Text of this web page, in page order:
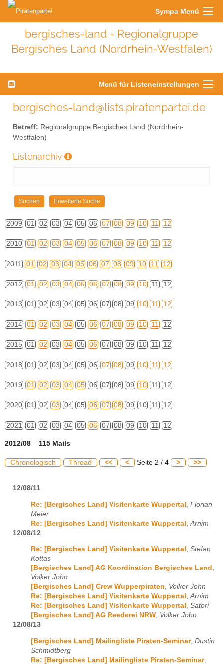
Sympa Menü
bergisches-land - Regionalgruppe
Bergisches Land (Nordrhein-Westfalen)
Menü für Listeneinstellungen
bergisches-land@lists.piratenpartei.de
Betreff: Regionalgruppe Bergisches Land (Nordrhein-
Westfalen)
Listenarchiv
2009 01 02 03 04 05 06 07 08 09 10 11 12
2010 01 02 03 04 05 06 07 08 09 10 11 12
2011 01 02 03 04 05 06 07 08 09 10 11 12
2012 01 02 03 04 05 06 07 08 09 10 11 12
2013 01 02 03 04 05 06 07 08 09 10 11 12
2014 01 02 03 04 05 06 07 08 09 10 11 12
2015 01 02 03 04 05 06 07 08 09 10 11 12
2018 01 02 03 04 05 06 07 08 09 10 11 12
2019 01 02 03 04 05 06 07 08 09 10 11 12
2020 01 02 03 04 05 06 07 08 09 10 11 12
2021 01 02 03 04 05 06 07 08 09 10 11 12
2012/08 115 Mails
Chronologisch Thread << < Seite 2 / 4 > >>
12/08/11
Re: [Bergisches Land] Visitenkarte Wuppertal Florian
Meier
Re: [Bergisches Land] Visitenkarte Wuppertal Arnim
12/08/12
Re: [Bergisches Land] Visitenkarte Wuppertal , Stefan
Kottas
[Bergisches Land] AG Koordination Bergisches Land ,
Volker John
[Bergisches Land] Crew Wupperpiraten, Volker John
Re: [Bergisches Land] Visitenkarte Wuppertal ,Arnim
Re: [Bergisches Land] Visitenkarte Wuppertal , Satori
[Bergisches Land] AG Reederei NRW, Volker John
12/08/13
[Bergisches Land] Mailingliste Piraten-Seminar, Dustin
Schmidtberg
Re: [Bergisches Land] Mailingliste Piraten-Seminar,